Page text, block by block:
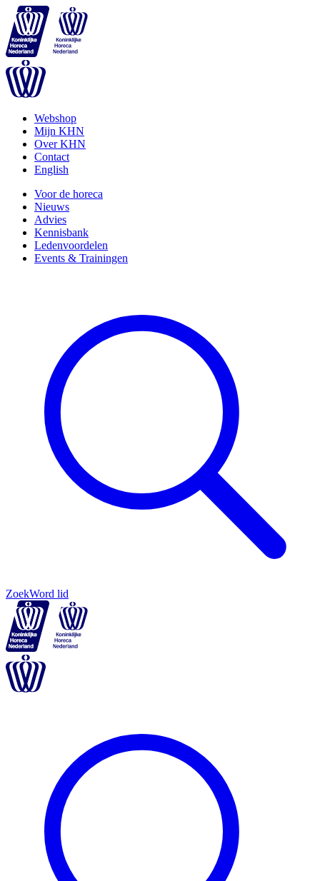
Webshop
Mijn KHN
Over KHN
Contact
English
Voor de horeca
Nieuws
Advies
Kennisbank
Ledenvoordelen
Events & Trainingen
ZoekWord lid